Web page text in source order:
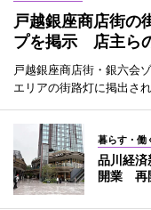
戸越銀座商店街の
プを掲示 店主ら
戸越銀座商店街・銀六会
エリアの街路灯に掲出され
暮らす・働
品川経済
開業 再